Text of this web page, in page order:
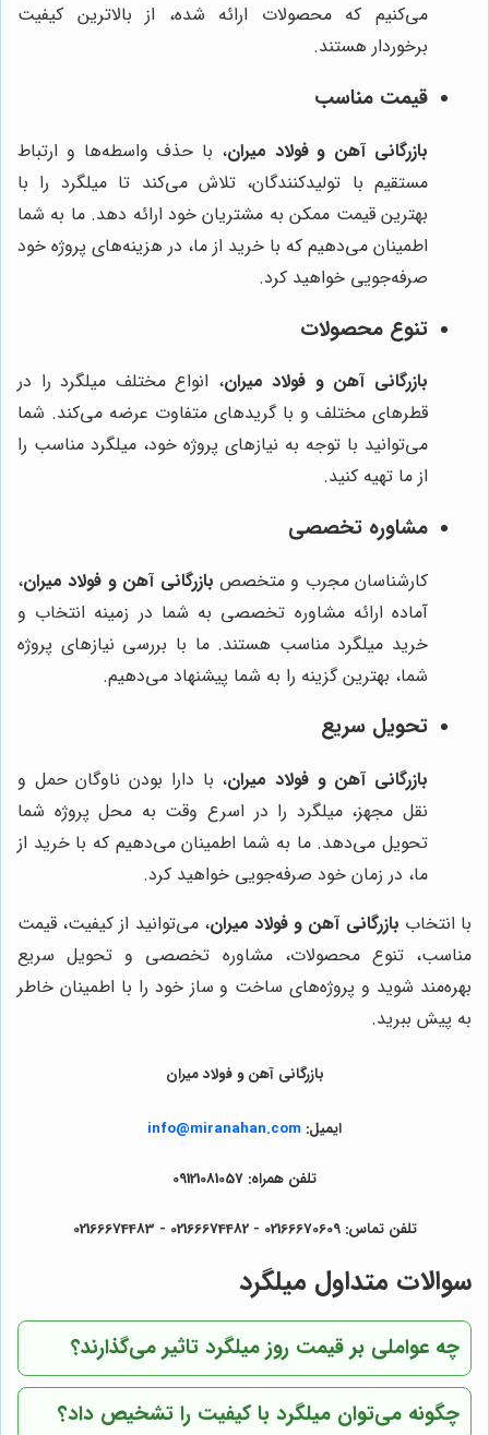
می‌کنیم که محصولات ارائه شده، از بالاترین کیفیت
برخوردار هستند.
قیمت مناسب
بازرگانی آهن و فولاد میران، با حذف واسطه‌ها و ارتباط
مستقیم با تولیدکنندگان، تلاش می‌کند تا میلگرد را با
بهترین قیمت ممکن به مشتریان خود ارائه دهد. ما به شما
اطمینان می‌دهیم که با خرید از ما، در هزینه‌های پروژه خود
صرفه‌جویی خواهید کرد.
تنوع محصولات
بازرگانی آهن و فولاد میران، انواع مختلف میلگرد را در
قطرهای مختلف و با گریدهای متفاوت عرضه می‌کند. شما
می‌توانید با توجه به نیازهای پروژه خود، میلگرد مناسب را
از ما تهیه کنید.
مشاوره تخصصی
کارشناسان مجرب و متخصص بازرگانی آهن و فولاد میران،
آماده ارائه مشاوره تخصصی به شما در زمینه انتخاب و
خرید میلگرد مناسب هستند. ما با بررسی نیازهای پروژه
شما، بهترین گزینه را به شما پیشنهاد می‌دهیم.
تحویل سریع
بازرگانی آهن و فولاد میران، با دارا بودن ناوگان حمل و
نقل مجهز، میلگرد را در اسرع وقت به محل پروژه شما
تحویل می‌دهد. ما به شما اطمینان می‌دهیم که با خرید از
ما، در زمان خود صرفه‌جویی خواهید کرد.
با انتخاب بازرگانی آهن و فولاد میران، می‌توانید از کیفیت، قیمت
مناسب، تنوع محصولات، مشاوره تخصصی و تحویل سریع
بهره‌مند شوید و پروژه‌های ساخت و ساز خود را با اطمینان خاطر
به پیش ببرید.
بازرگانی آهن و فولاد میران
ایمیل: info@miranahan.com
تلفن همراه: 09121081057
تلفن تماس: 02166670609 - 02166674482 - 02166674483
سوالات متداول میلگرد
چه عواملی بر قیمت روز میلگرد تاثیر می‌گذارند؟
چگونه می‌توان میلگرد با کیفیت را تشخیص داد؟